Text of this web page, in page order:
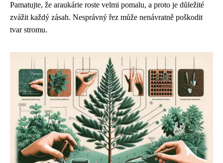
Pamatujte, že araukárie roste velmi pomalu, a proto je důležité
zvážit každý zásah. Nesprávný řez může nenávratně poškodit
tvar stromu.